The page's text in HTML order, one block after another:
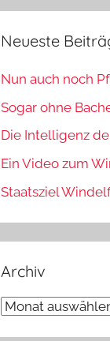
Neueste
Nun auch noch
Sogar ohne
Die Intelligenz
Ein Video zum
Staatsziel
Archiv
Archiv